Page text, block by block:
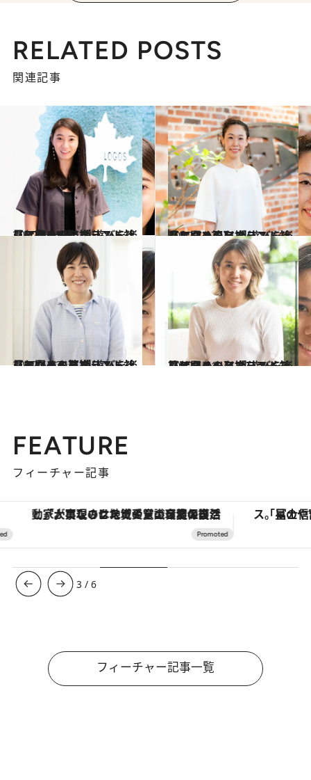
RELATED POSTS
関連記事
2022.8.25
【アウトドアブランド社員に聞く！】 外遊びを楽しむための必携リスト 〈LOGOS篇〉
ライフスタイル 2022.7.27
【アウトドアブランド社員に聞く！】 外遊びを楽しむための必携リスト 〈キーン篇〉
ライフスタイル
2022.6.22
【アウトドアブランド社員に聞く！】 外遊びを楽しむための必携リスト 〈モンベル篇〉
ライフスタイル 2022.5.31
【アウトドアブランド社員に聞く！】 外遊びを楽しむための必携リスト 〈ザ・ノース・フェイス篇〉
ライフスタイル
FEATURE
フィーチャー記事
「大事なのは地域の意識を変えること」。ロレックス賞受賞の自然保護活動家が実現させたナイジェリアの自然環境の復活
3 /6
フィーチャー記事一覧